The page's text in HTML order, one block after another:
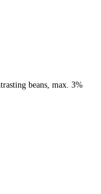
beans, max. 3%